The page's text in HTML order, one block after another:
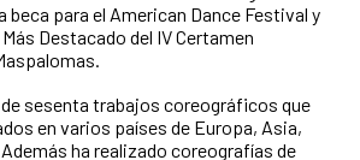
beca para el American Dance Festival y
Destacado del IV Certamen
sesenta trabajos coreográficos que
en varios países de Europa, Asia,
ha realizado coreografías de